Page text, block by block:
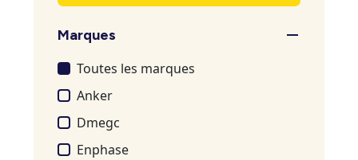
Marques
Toutes les marques
Anker
Dmegc
Enphase